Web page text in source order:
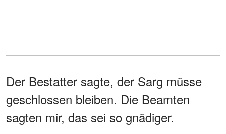
Der Bestatter sagte, der Sarg müsse
geschlossen bleiben. Die Beamten
sagten mir, das sei so gnädiger.